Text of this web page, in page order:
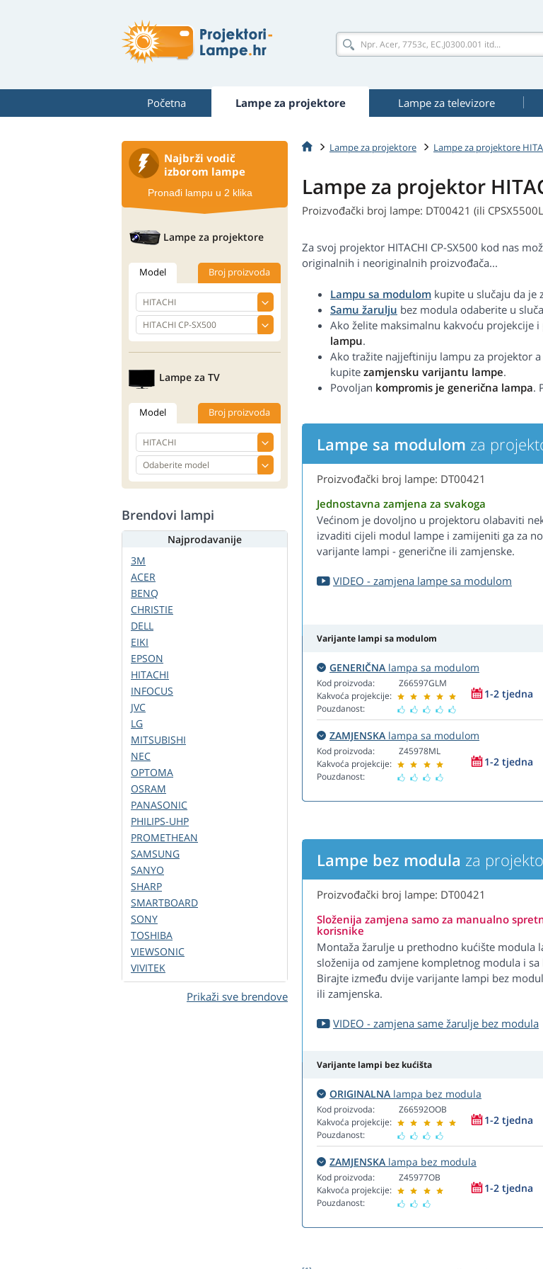
Početna Lampe za projektore Lampe za televizore
Lampe za projektore Lampe za projektore
Lampe za projektor
Proizvođački broj lampe: DT00421 (ili
Za svoj projektor HITACHI CP-SX500 kod nas
originalnih i neoriginalnih proizvođača...
Lampu sa modulom kupite u slučaju da je
Samu žarulju bez modula odaberite u
Ako želite maksimalnu kakvoću projekcije
lampu.
Ako tražite najjeftiniju lampu za projektor
kupite zamjensku varijantu lampe.
Povoljan kompromis je generična lampa.
Lampe sa modulom za
Proizvođački broj lampe: DT00421
Jednostavna zamjena za svakoga
Većinom je dovoljno u projektoru olabaviti
izvaditi cijeli modul lampe i zamijeniti ga za
varijante lampi - generične ili zamjenske.
VIDEO - zamjena lampe sa modulom
Varijante lampi sa modulom
GENERIČNA lampa sa modulom
Kod proizvoda:
Kakvoća projekcije:
Pouzdanost:
Z66597GLM
1-2 tjedna
ZAMJENSKA lampa sa modulom
Kod proizvoda:
Kakvoća projekcije:
Pouzdanost:
Z45978ML
1-2 tjedna
Lampe bez modula za
Proizvođački broj lampe: DT00421
Složenija zamjena samo za manualno
korisnike
Montaža žarulje u prethodno kućište modula
složenija od zamjene kompletnog modula i
Birajte između dvije varijante lampi bez
ili zamjenska.
VIDEO - zamjena same žarulje bez modula
Varijante lampi bez kućišta
ORIGINALNA lampa bez modula
Kod proizvoda:
Kakvoća projekcije:
Pouzdanost:
Z66592OOB
1-2 tjedna
ZAMJENSKA lampa bez modula
Kod proizvoda:
Kakvoća projekcije:
Pouzdanost:
Z45977OB
1-2 tjedna
Najbrži vodič
izborom lampe
Pronađi lampu u 2 klika
Lampe za projektore
Model Broj proizvoda
Lampe za TV
Model Broj proizvoda
Brendovi lampi
Najprodavanije
3M
ACER
BENQ
CHRISTIE
DELL
EIKI
EPSON
HITACHI
INFOCUS
JVC
LG
MITSUBISHI
NEC
OPTOMA
OSRAM
PANASONIC
PHILIPS-UHP
PROMETHEAN
SAMSUNG
SANYO
SHARP
SMARTBOARD
SONY
TOSHIBA
VIEWSONIC
VIVITEK
Prikaži sve brendove